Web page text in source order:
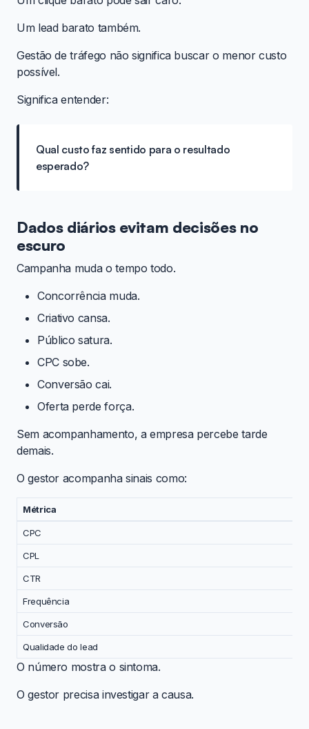
Um lead barato também.
Gestão de tráfego não significa buscar o menor custo
possível.
Significa entender:
Qual custo faz sentido para o resultado
esperado?
Dados diários evitam decisões no
escuro
Campanha muda o tempo todo.
Concorrência muda.
Criativo cansa.
Público satura.
CPC sobe.
Conversão cai.
Oferta perde força.
Sem acompanhamento, a empresa percebe tarde
demais.
O gestor acompanha sinais como:
Métrica
CPC
CPL
CTR
Frequência
Conversão
Qualidade do lead
O número mostra o sintoma.
O gestor precisa investigar a causa.